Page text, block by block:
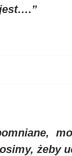
żeby